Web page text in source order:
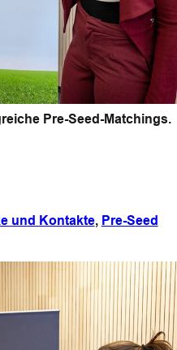
Pre-Seed-Matchings.
und Kontakte, Pre-Seed